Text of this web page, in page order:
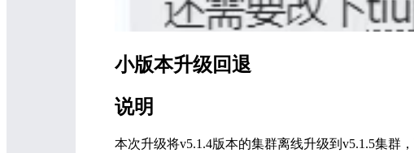
小版本升级回退
说明
本次升级将v5.1.4版本的集群离线升级到v5.1.5集群